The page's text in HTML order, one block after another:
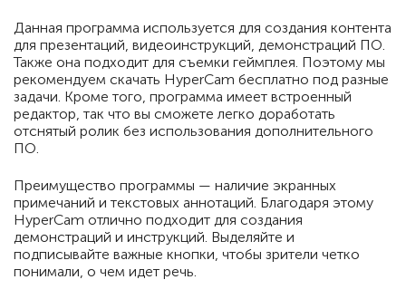
Данная программа используется для создания контента
для презентаций, видеоинструкций, демонстраций ПО.
Также она подходит для съемки геймплея. Поэтому мы
рекомендуем скачать HyperCam бесплатно под разные
задачи. Кроме того, программа имеет встроенный
редактор, так что вы сможете легко доработать
отснятый ролик без использования дополнительного
ПО.
Преимущество программы — наличие экранных
примечаний и текстовых аннотаций. Благодаря этому
HyperCam отлично подходит для создания
демонстраций и инструкций. Выделяйте и
подписывайте важные кнопки, чтобы зрители четко
понимали, о чем идет речь.